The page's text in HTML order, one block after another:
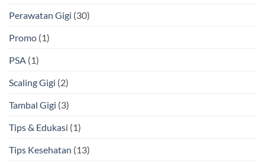
Perawatan Gigi (30)
Promo (1)
PSA (1)
Scaling Gigi (2)
Tambal Gigi (3)
Tips & Edukasi (1)
Tips Kesehatan (13)